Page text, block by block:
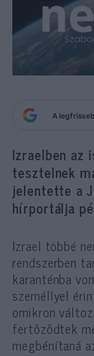
A
Izraelben az
tesztelnek
jelentette a
hírportálja
Izrael többé
rendszerben
karanténba
személlyel
omikron
fertőződtek
megbénítaná